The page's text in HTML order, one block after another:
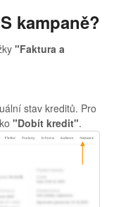
kampaně?
"Faktura a
stav kreditů. Pro
"Dobít kredit".